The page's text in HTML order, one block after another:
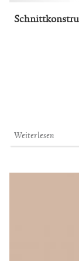
Weiterlesen